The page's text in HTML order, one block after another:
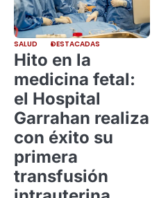
SALUD DESTACADAS
Hito en la
medicina fetal:
el Hospital
Garrahan realiza
con éxito su
primera
transfusión